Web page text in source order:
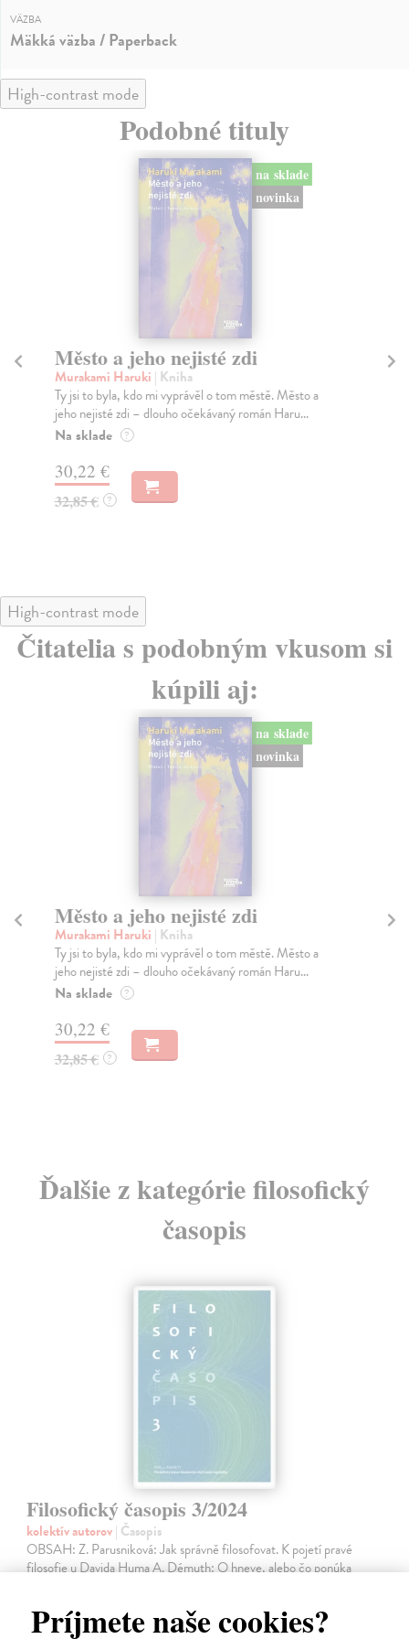
Príjmete naše cookies?
VÄZBA
Mäkká väzba / Paperback
High-contrast mode
Podobné tituly
na sklade
novinka
Město a jeho nejisté zdi
Murakami Haruki | Kniha
Ty jsi to byla, kdo mi vyprávěl o tom městě. Město a
jeho nejisté zdi – dlouho očekávaný román Haru...
Na sklade ?
30,22 €
32,85 € ?
High-contrast mode
Čitatelia s podobným vkusom si
kúpili aj:
na sklade
novinka
Město a jeho nejisté zdi
Murakami Haruki | Kniha
Ty jsi to byla, kdo mi vyprávěl o tom městě. Město a
jeho nejisté zdi – dlouho očekávaný román Haru...
Na sklade ?
30,22 €
32,85 € ?
Ďalšie z kategórie filosofický
časopis
Filosofický časopis 3/2024
kolektív autorov| Časopis
OBSAH: Z. Parusniková: Jak správně filosofovat. K pojetí pravé
filosofie u Davida Huma A. Démuth: O hneve, alebo čo ponúka
Na sklade ?